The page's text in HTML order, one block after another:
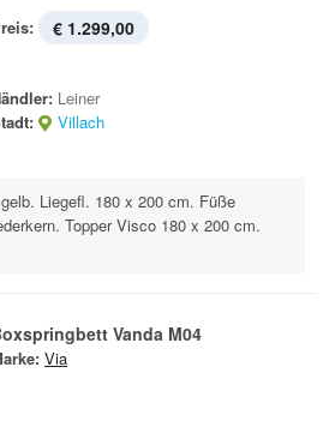
€ 1.299,00
Leiner
Villach
Liegefl. 180 x 200 cm. Füße
Topper Visco 180 x 200 cm.
Vanda M04
Via